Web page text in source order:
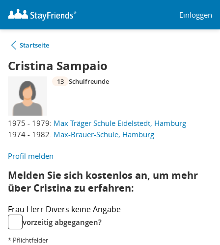
Einloggen
Startseite
Cristina Sampaio
1975 - 1979: Max Träger Schule Eidelstedt, Hamburg
1974 - 1982: Max-Brauer-Schule, Hamburg
13 Schulfreunde
Profil melden
Melden Sie sich kostenlos an, um mehr
über Cristina zu erfahren:
Frau Herr Divers keine Angabe
vorzeitig abgegangen?
* Pflichtfelder